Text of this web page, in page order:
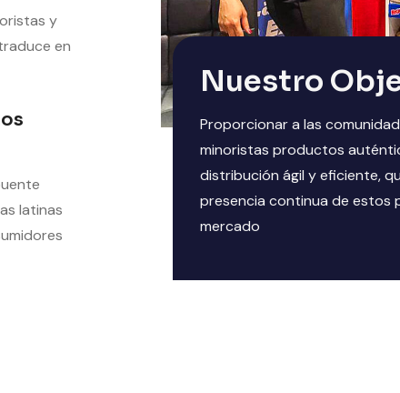
y
en
latinas
Nuestro
Proporcionar a las
minoristas productos
distribución ágil y eficiente,
presencia continua de estos
mercado